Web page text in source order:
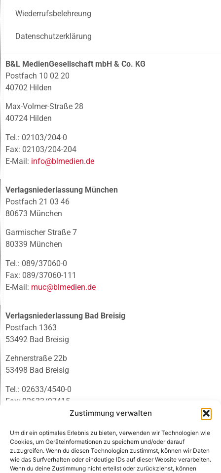
Zustimmung verwalten
Um dir ein optimales Erlebnis zu bieten, verwenden wir Technologien wie
Cookies, um Geräteinformationen zu speichern und/oder darauf
zuzugreifen. Wenn du diesen Technologien zustimmst, können wir Daten
wie das Surfverhalten oder eindeutige IDs auf dieser Website verarbeiten.
Wenn du deine Zustimmung nicht erteilst oder zurückziehst, können
Wiederrufsbelehreung
Datenschutzerklärung
B&L MedienGesellschaft mbH & Co. KG
Postfach 10 02 20
40702 Hilden
Max-Volmer-Straße 28
40724 Hilden
Tel.: 02103/204-0
Fax: 02103/204-204
E-Mail: info@blmedien.de
Verlagsniederlassung München
Postfach 21 03 46
80673 München
Garmischer Straße 7
80339 München
Tel.: 089/37060-0
Fax: 089/37060-111
E-Mail: muc@blmedien.de
Verlagsniederlassung Bad Breisig
Postfach 1363
53492 Bad Breisig
Zehnerstraße 22b
53498 Bad Breisig
Tel.: 02633/4540-0
Fax: 02633/97415
infobb@blmedien.de